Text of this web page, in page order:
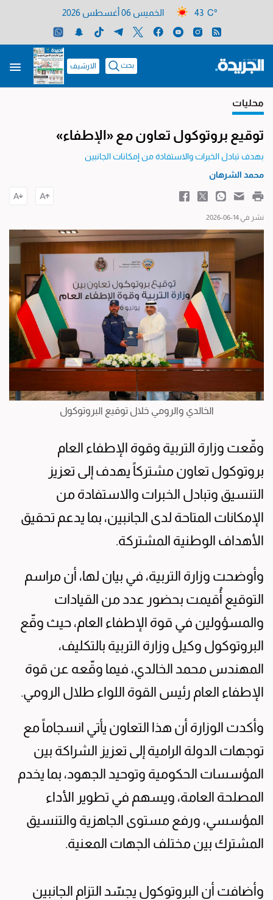
43 C° الخميس 06 أغسطس 2026
بحث الارشيف
محليات
توقيع بروتوكول تعاون مع «الإطفاء»
بهدف تبادل الخبرات والاستفادة من إمكانات الجانبين
محمد الشرهان
نشر في 14-06-2026
الخالدي والرومي خلال توقيع البروتوكول
وقّعت وزارة التربية وقوة الإطفاء العام
بروتوكول تعاون مشتركاً يهدف إلى تعزيز
التنسيق وتبادل الخبرات والاستفادة من
الإمكانات المتاحة لدى الجانبين، بما يدعم تحقيق
الأهداف الوطنية المشتركة.
وأوضحت وزارة التربية، في بيان لها، أن مراسم
التوقيع أُقيمت بحضور عدد من القيادات
والمسؤولين في قوة الإطفاء العام، حيث وقّع
البروتوكول وكيل وزارة التربية بالتكليف،
المهندس محمد الخالدي، فيما وقّعه عن قوة
الإطفاء العام رئيس القوة اللواء طلال الرومي.
وأكدت الوزارة أن هذا التعاون يأتي انسجاماً مع
توجهات الدولة الرامية إلى تعزيز الشراكة بين
المؤسسات الحكومية وتوحيد الجهود، بما يخدم
المصلحة العامة، ويسهم في تطوير الأداء
المؤسسي، ورفع مستوى الجاهزية والتنسيق
المشترك بين مختلف الجهات المعنية.
وأضافت أن البروتوكول يجسّد التزام الجانبين